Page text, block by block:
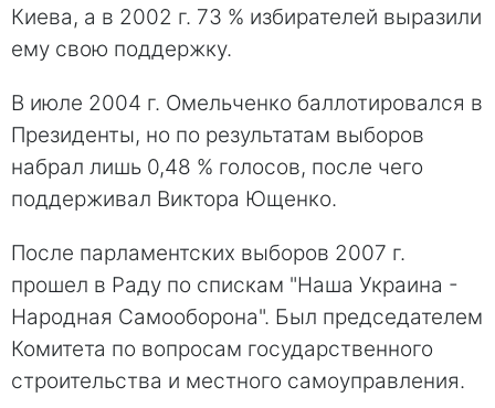
Киева, а в 2002 г. 73 % избирателей выразили
ему свою поддержку.
В июле 2004 г. Омельченко баллотировался в
Президенты, но по результатам выборов
набрал лишь 0,48 % голосов, после чего
поддерживал Виктора Ющенко.
После парламентских выборов 2007 г.
прошел в Раду по спискам "Наша Украина -
Народная Самооборона". Был председателем
Комитета по вопросам государственного
строительства и местного самоуправления.